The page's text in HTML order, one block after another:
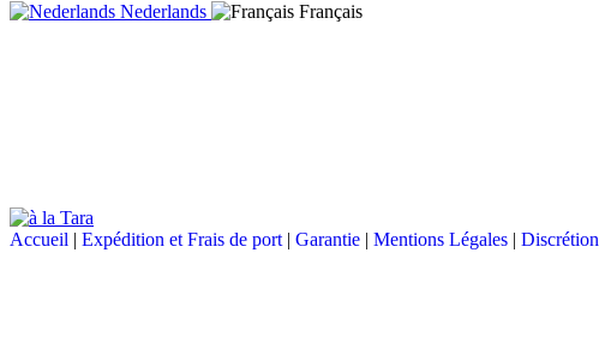
Nederlands Français
Accueil | Expédition et Frais de port | Garantie | Mentions Légales | Discrétion